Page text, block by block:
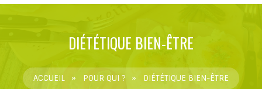
DIÉTÉTIQUE BIEN-ÊTRE
ACCUEIL » POUR QUI ? » DIÉTÉTIQUE BIEN-ÊTRE